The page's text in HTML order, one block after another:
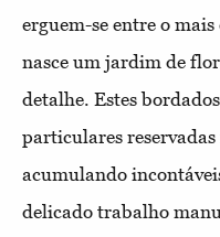
erguem-se entre o
nasce um jardim de
detalhe. Estes
particulares
acumulando
delicado trabalho